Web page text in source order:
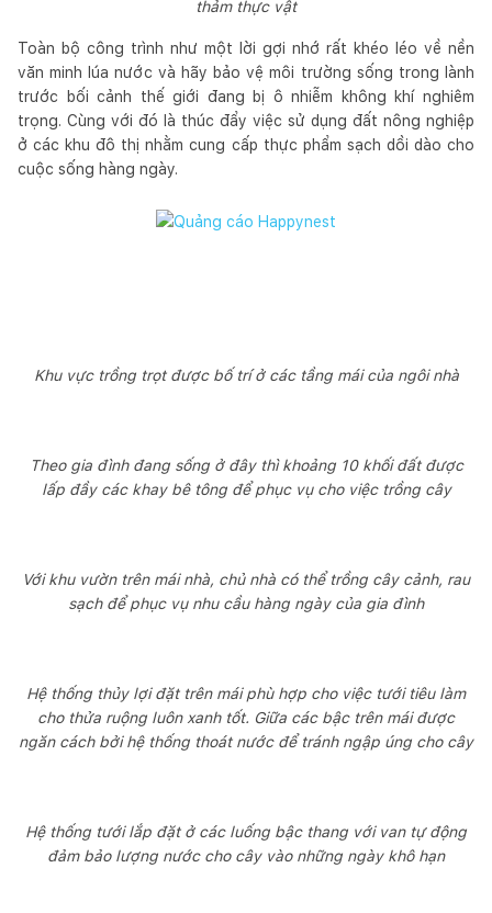
thảm thực vật
Toàn bộ công trình như một lời gợi nhớ rất khéo léo về nền
văn minh lúa nước và hãy bảo vệ môi trường sống trong lành
trước bối cảnh thế giới đang bị ô nhiễm không khí nghiêm
trọng. Cùng với đó là thúc đẩy việc sử dụng đất nông nghiệp
ở các khu đô thị nhằm cung cấp thực phẩm sạch dồi dào cho
cuộc sống hàng ngày.
Khu vực trồng trọt được bố trí ở các tầng mái của ngôi nhà
Theo gia đình đang sống ở đây thì khoảng 10 khối đất được
lấp đầy các khay bê tông để phục vụ cho việc trồng cây
Với khu vườn trên mái nhà, chủ nhà có thể trồng cây cảnh, rau
sạch để phục vụ nhu cầu hàng ngày của gia đình
Hệ thống thủy lợi đặt trên mái phù hợp cho việc tưới tiêu làm
cho thửa ruộng luôn xanh tốt. Giữa các bậc trên mái được
ngăn cách bởi hệ thống thoát nước để tránh ngập úng cho cây
Hệ thống tưới lắp đặt ở các luống bậc thang với van tự động
đảm bảo lượng nước cho cây vào những ngày khô hạn